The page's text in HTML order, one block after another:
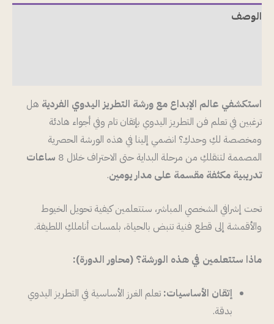
الوصف
استكشفي عالم الإبداع مع ورشة التطريز اليدوي الفردية هل
ترغبين في تعلم فن التطريز اليدوي بإتقان تام وفي أجواء هادئة
ومخصصة لكِ وحدكِ؟ انضمي إلينا في هذه الورشة الحصرية
المصممة لتنقلكِ من مرحلة البداية حتى الاحتراف خلال 8
ساعات
تدريبية مكثفة مقسمة على مدار يومين.
تحت إشرافي الشخصي المباشر، ستتعلمين كيفية تحويل الخيوط
والأقمشة إلى قطع فنية تنبض بالحياة، بلمسات أناملكِ اللطيفة.
ماذا ستتعلمين في هذه الورشة؟ (محاور الدورة):
إتقان الأساسيات: تعلم الغرز الأساسية في التطريز اليدوي
بدقة.